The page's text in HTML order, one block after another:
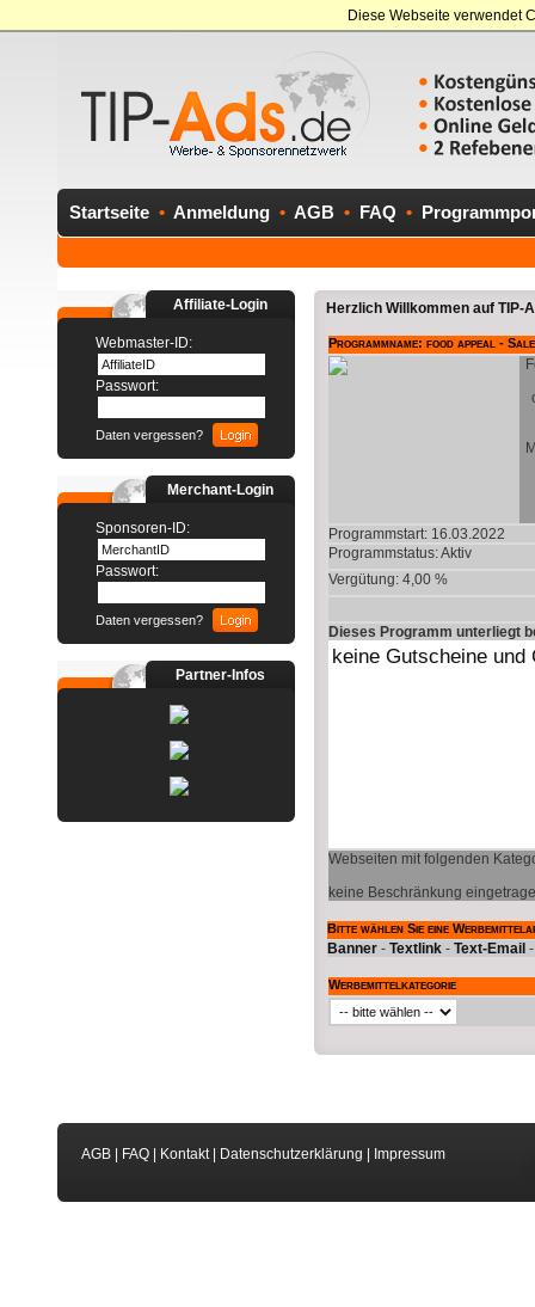
Diese Webseite verwendet
Startseite • Anmeldung • AGB • FAQ •
Affiliate-Login
Webmaster-ID:
Passwort:
Daten vergessen?
Merchant-Login
Sponsoren-ID:
Passwort:
Daten vergessen?
Partner-Infos
Herzlich Willkommen auf TIP-
Programmname: food appeal - Sale
Programmstart: 16.03.2022
Programmstatus:Aktiv
Vergütung: 4,00 %
Dieses Programm unterliegt
Webseiten mit folgenden
keine Beschränkung
Bitte wählen Sie eine
Banner - Textlink - Text-Email
Werbemittelkategorie
AGB FAQ Kontakt| Datenschutzerklärung Impressum